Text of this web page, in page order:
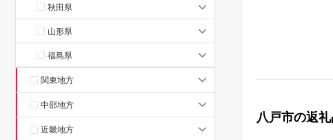
秋田県
山形県
福島県
関東地方
中部地方
近畿地方
八戸市の返